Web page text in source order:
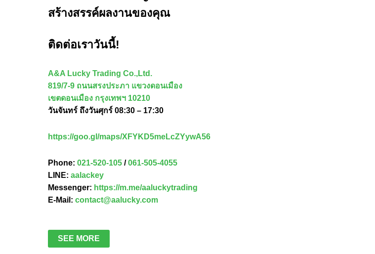
สร้างสรรค์ผลงานของคุณ
ติดต่อเราวันนี้!
A&A Lucky Trading Co.,Ltd.
819/7-9 ถนนสรงประภา แขวงดอนเมือง
เขตดอนเมือง กรุงเทพฯ 10210
วันจันทร์ ถึงวันศุกร์ 08:30 – 17:30
https://goo.gl/maps/XFYKD5meLcZYywA56
Phone: 021-520-105 /061-505-4055
LINE: aalackey
Messenger: https://m.me/aaluckytrading
E-Mail: contact@aalucky.com
SEE MORE